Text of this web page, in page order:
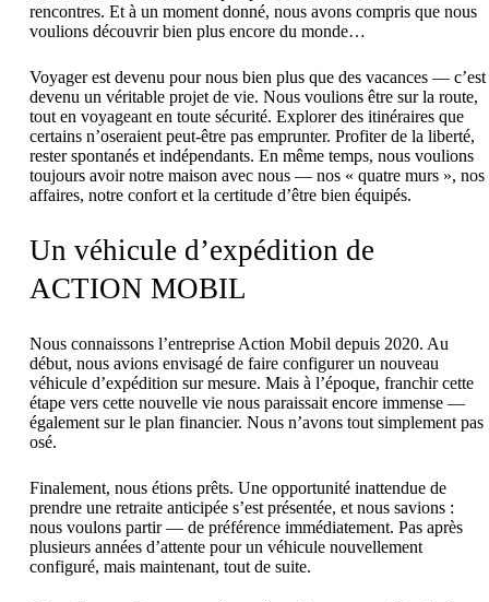
rencontres. Et à un moment donné, nous avons compris que nous
voulions découvrir bien plus encore du monde…
Voyager est devenu pour nous bien plus que des vacances — c’est
devenu un véritable projet de vie. Nous voulions être sur la route,
tout en voyageant en toute sécurité. Explorer des itinéraires que
certains n’oseraient peut-être pas emprunter. Profiter de la liberté,
rester spontanés et indépendants. En même temps, nous voulions
toujours avoir notre maison avec nous — nos « quatre murs », nos
affaires, notre confort et la certitude d’être bien équipés.
Un véhicule d’expédition de
ACTION MOBIL
Nous connaissons l’entreprise Action Mobil depuis 2020. Au
début, nous avions envisagé de faire configurer un nouveau
véhicule d’expédition sur mesure. Mais à l’époque, franchir cette
étape vers cette nouvelle vie nous paraissait encore immense —
également sur le plan financier. Nous n’avons tout simplement pas
osé.
Finalement, nous étions prêts. Une opportunité inattendue de
prendre une retraite anticipée s’est présentée, et nous savions :
nous voulons partir — de préférence immédiatement. Pas après
plusieurs années d’attente pour un véhicule nouvellement
configuré, mais maintenant, tout de suite.